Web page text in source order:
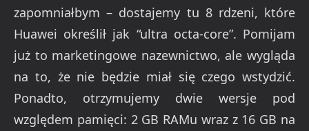
zapomniałbym – dostajemy tu 8 rdzeni, które
Huawei określił jak “ultra octa-core”. Pomijam
już to marketingowe nazewnictwo, ale wygląda
na to, że nie będzie miał się czego wstydzić.
Ponadto, otrzymujemy dwie wersje pod
względem pamięci: 2 GB RAMu wraz z 16 GB na